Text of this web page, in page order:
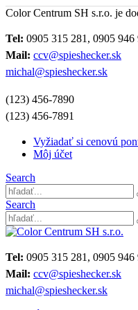
Color Centrum SH s.r.o. je
Tel: 0905 315 281, 0905 946
Mail: ccv@spieshecker.sk
michal@spieshecker.sk
(123) 456-7890
(123) 456-7891
Vyžiadať si cenovú
Môj účet
Search
Search
Tel: 0905 315 281, 0905 946
Mail: ccv@spieshecker.sk
michal@spieshecker.sk